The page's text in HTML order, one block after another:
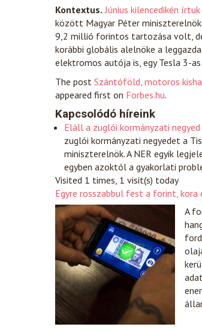
Kontextus. Június kilencedikén
között Magyar Péter
9,2 millió forintos tartozása volt,
korábbi globális alelnöke a
elektromos autója is, egy Tesla 3-
The post Szántóföld, motoros
appeared first on Forbes.hu.
Kapcsolódó híreink
Eláll a zuglói kormányzati
zuglói kormányzati negyedet a
miniszterelnök. A NER egyik
egyben azoktól a gyakorlati
Visited 1 times, 1 visit(s) today
Egyre rosszabbul fest a forint,
A